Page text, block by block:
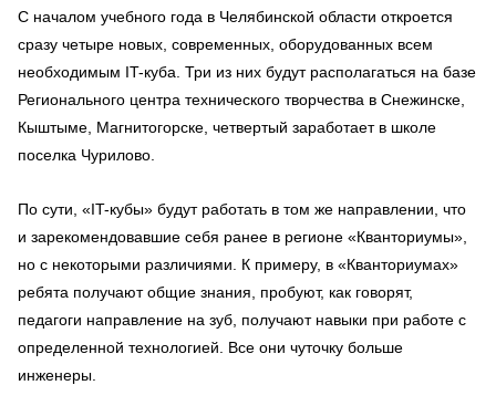
С началом учебного года в Челябинской области откроется
сразу четыре новых, современных, оборудованных всем
необходимым IT-куба. Три из них будут располагаться на базе
Регионального центра технического творчества в Снежинске,
Кыштыме, Магнитогорске, четвертый заработает в школе
поселка Чурилово.
По сути, «IT-кубы» будут работать в том же направлении, что
и зарекомендовавшие себя ранее в регионе «Кванториумы»,
но с некоторыми различиями. К примеру, в «Кванториумах»
ребята получают общие знания, пробуют, как говорят,
педагоги направление на зуб, получают навыки при работе с
определенной технологией. Все они чуточку больше
инженеры.